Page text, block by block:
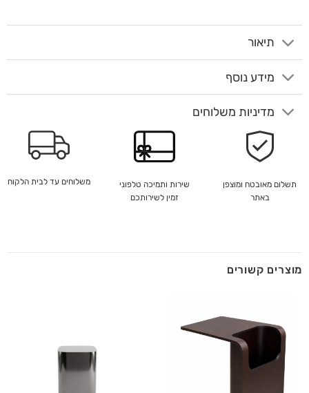
תיאור
מידע נוסף
מדיניות משלוחים
תשלום מאובטח ומוצפן
באתר
שירות ותמיכה טלפוני
זמין לשירותכם
משלוחים עד לבית הלקוח
מוצרים קשורים